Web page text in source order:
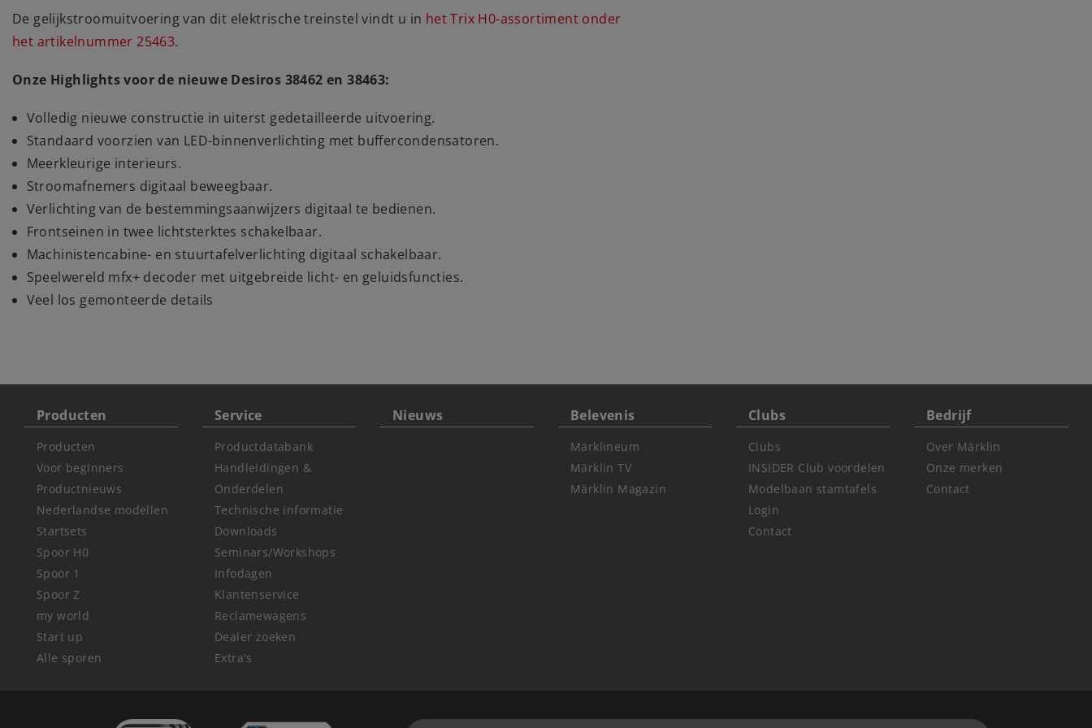
De gelijkstroomuitvoering van dit elektrische treinstel vindt u in het Trix H0-assortiment onder
het artikelnummer 25463.
Onze Highlights voor de nieuwe Desiros 38462 en 38463:
Volledig nieuwe constructie in uiterst gedetailleerde uitvoering.
Standaard voorzien van LED-binnenverlichting met buffercondensatoren.
Meerkleurige interieurs.
Stroomafnemers digitaal beweegbaar.
Verlichting van de bestemmingsaanwijzers digitaal te bedienen.
Frontseinen in twee lichtsterktes schakelbaar.
Machinistencabine- en stuurtafelverlichting digitaal schakelbaar.
Speelwereld mfx+ decoder met uitgebreide licht- en geluidsfuncties.
Veel los gemonteerde details
Producten
Producten
Voor beginners
Productnieuws
Nederlandse modellen
Startsets
Spoor H0
Spoor 1
Spoor Z
my world
Start up
Alle sporen
Service
Productdatabank
Handleidingen &
Onderdelen
Technische informatie
Downloads
Seminars/Workshops
Infodagen
Klantenservice
Reclamewagens
Dealer zoeken
Extra's
Nieuws Belevenis
Märklineum
Märklin TV
Märklin Magazin
Clubs
Clubs
INSIDER Club voordelen
Modelbaan stamtafels
Login
Contact
Bedrijf
Over Märklin
Onze merken
Contact